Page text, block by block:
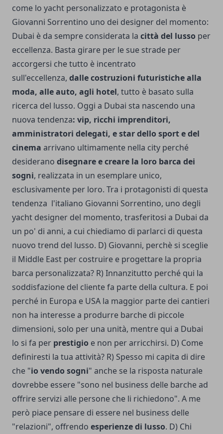
come lo yacht personalizzato e protagonista è
Giovanni Sorrentino uno dei designer del momento:
Dubai è da sempre considerata la città del lusso per
eccellenza. Basta girare per le sue strade per
accorgersi che tutto è incentrato
sull'eccellenza, dalle costruzioni futuristiche alla
moda, alle auto, agli hotel, tutto è basato sulla
ricerca del lusso. Oggi a Dubai sta nascendo una
nuova tendenza: vip, ricchi imprenditori,
amministratori delegati, e star dello sport e del
cinema arrivano ultimamente nella city perché
desiderano disegnare e creare la loro barca dei
sogni, realizzata in un esemplare unico,
esclusivamente per loro. Tra i protagonisti di questa
tendenza l'italiano Giovanni Sorrentino, uno degli
yacht designer del momento, trasferitosi a Dubai da
un po' di anni, a cui chiediamo di parlarci di questa
nuovo trend del lusso. D) Giovanni, perchè si sceglie
il Middle East per costruire e progettare la propria
barca personalizzata? R) Innanzitutto perché qui la
soddisfazione del cliente fa parte della cultura. E poi
perché in Europa e USA la maggior parte dei cantieri
non ha interesse a produrre barche di piccole
dimensioni, solo per una unità, mentre qui a Dubai
lo si fa per prestigio e non per arricchirsi. D) Come
definiresti la tua attività? R) Spesso mi capita di dire
che "io vendo sogni" anche se la risposta naturale
dovrebbe essere "sono nel business delle barche ad
offrire servizi alle persone che li richiedono". A me
però piace pensare di essere nel business delle
"relazioni", offrendo esperienze di lusso. D) Chi